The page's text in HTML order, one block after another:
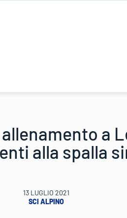
a
alla spalla
13 LUGLIO 2021
SCI ALPINO